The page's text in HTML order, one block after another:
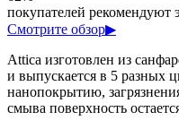
покупателей рекомендуют
Смотрите обзор▶
Attica изготовлен из
и выпускается в 5 разных
нанопокрытию,
смыва поверхность